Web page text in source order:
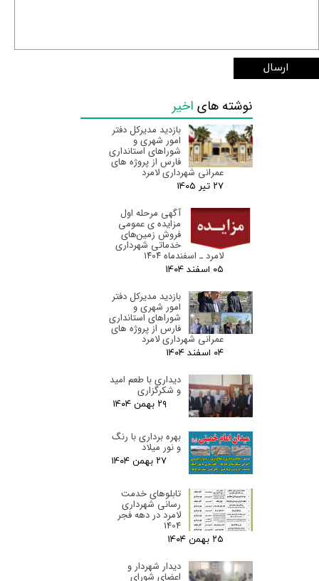
ارسال
نوشته های اخیر
بازدید مدیرکل دفتر
امور شهری و
شوراهای استانداری
فارس از پروژه های
عمرانی شهرداری لامرد
۲۷ تیر ۰۵
آگهی مرحله اول
مزایده ی عمومی
فروش زمین‌های
خدماتی شهرداری
لامرد ـ اسفندماه ۱۴۰۴
۰۵ اسفند ۰۴
بازدید مدیرکل دفتر
امور شهری و
شوراهای استانداری
فارس از پروژه های
عمرانی شهرداری لامرد
۰۴ اسفند ۰۴
دیداری با طعم امید
و شکرگزاری
۲۹ بهمن ۰۴
بهره برداری با رنگ
و نور میلاد
۲۷ بهمن ۰۴
تابلوهای خدمت
رسانی شهرداری
لامرد در دهه فجر
1404
۲۵ بهمن ۰۴
دیدار شهردار و
اعضای شورای